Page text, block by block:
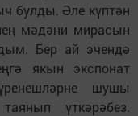
булды. Әле күптән
мәдәни мирасын
Бер ай эчендә
якын экспонат
шушы
үткәрәбез.